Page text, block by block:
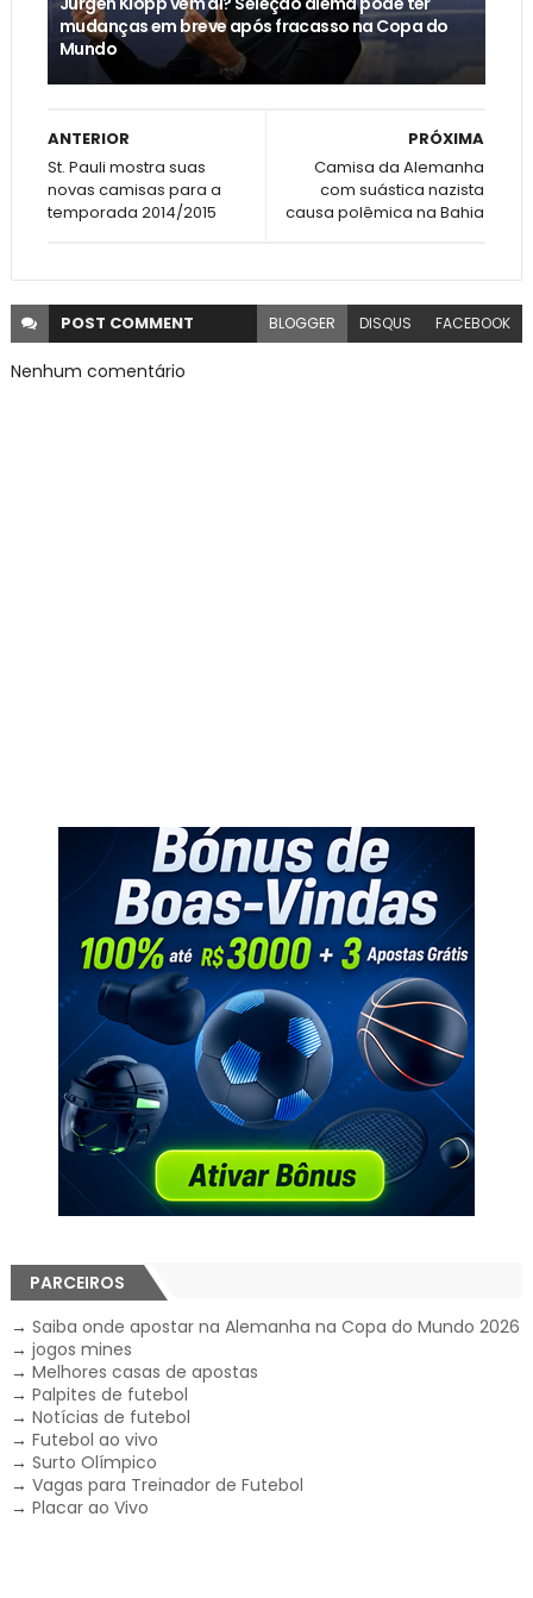
mudanças em breve após fracasso na Copa do
Mundo
PRÓXIMA
Camisa da Alemanha
com suástica nazista
causa polêmica na Bahia
ANTERIOR
St. Pauli mostra suas
novas camisas para a
temporada 2014/2015
POST COMMENT BLOGGER DISQUS FACEBOOK
Nenhum comentário
PARCEIROS
→ Saiba onde apostar na Alemanha na Copa do Mundo 2026
→ jogos mines
→ Melhores casas de apostas
→ Palpites de futebol
→ Notícias de futebol
→ Futebol ao vivo
→ Surto Olímpico
→ Vagas para Treinador de Futebol
→ Placar ao Vivo